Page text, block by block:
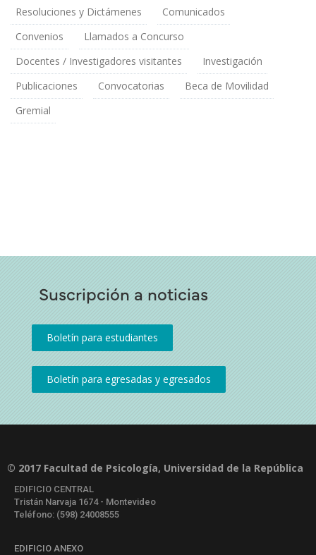
Resoluciones y Dictámenes
Comunicados
Convenios
Llamados a Concurso
Docentes / Investigadores visitantes
Investigación
Publicaciones
Convocatorias
Beca de Movilidad
Gremial
Suscripción a noticias
© 2017 Facultad de Psicología, Universidad de la República
EDIFICIO CENTRAL
Tristán Narvaja 1674 - Montevideo
Teléfono: (598) 24008555
EDIFICIO ANEXO